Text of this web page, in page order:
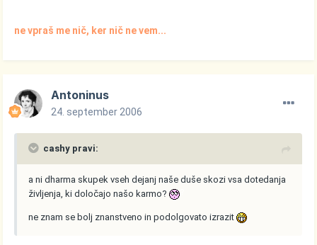
ne vpraš me nič, ker nič ne vem...
Antoninus
24. september 2006
cashy pravi:
a ni dharma skupek vseh dejanj naše duše skozi vsa dotedanja
življenja, ki določajo našo karmo?
ne znam se bolj znanstveno in podolgovato izrazit